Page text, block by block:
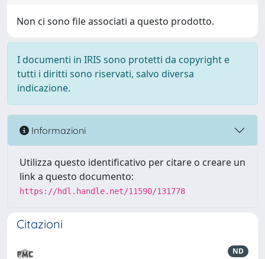
Non ci sono file associati a questo prodotto.
I documenti in IRIS sono protetti da copyright e
tutti i diritti sono riservati, salvo diversa
indicazione.
Informazioni
Utilizza questo identificativo per citare o creare un
link a questo documento:
https://hdl.handle.net/11590/131778
Citazioni
ND